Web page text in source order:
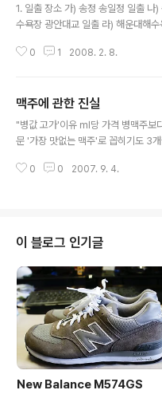
1. 일출 장소 가) 송정 송일정 일출 나
수욕장 광안대교 일출 라) 해운대해
연하리 월드컵등대 일출 차) 기장 대
라본 일출 더) 다대포 외섬 등대섬외
도 봉래산 일출 머) 오륙도 일출 버)
바라본 동해 일출 저) 선상(크루즈호)
0 1 2008. 2. 8.
맥주에 관한 진실
"병값 고가'이유 ㎖당 가격 병맥주보
문 '가장 맛없는 맥주'로 꼽히기도 3
싸다? 대량구매의 미덕은 그만큼 가격
맥주 500㎖(기준ㆍOB맥주)의 출고
리 페트맥주는 3188원이다. 이를 ㎖
맥주는 ㎖당 1.88원, 페트맥주는 2.0
일반 병보다 싸다'는 상식의 허를 찌
가? OB맥주 관계자는 "페트병은 재활
반 병보다 원재료 ..
0 0 2007. 9. 4.
이 블로그 인기글
New Balance M574GS